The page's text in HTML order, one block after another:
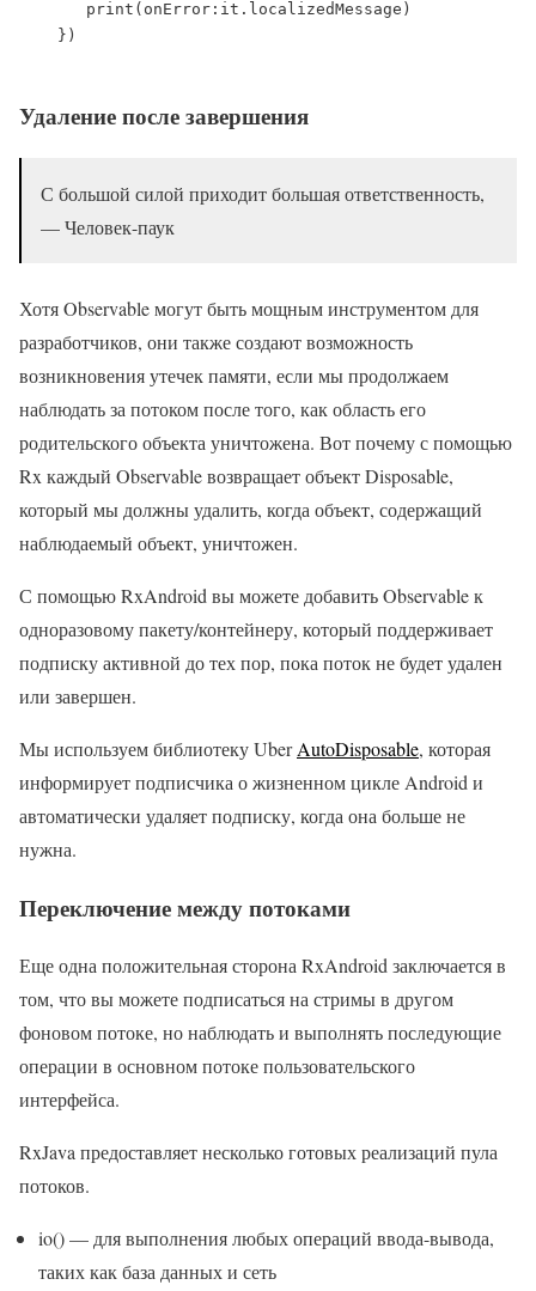
Удаление после завершения
С большой силой приходит большая ответственность,
— Человек-паук
Хотя Observable могут быть мощным инструментом для
разработчиков, они также создают возможность
возникновения утечек памяти, если мы продолжаем
наблюдать за потоком после того, как область его
родительского объекта уничтожена. Вот почему с помощью
Rx каждый Observable возвращает объект Disposable,
который мы должны удалить, когда объект, содержащий
наблюдаемый объект, уничтожен.
С помощью RxAndroid вы можете добавить Observable к
одноразовому пакету/контейнеру, который поддерживает
подписку активной до тех пор, пока поток не будет удален
или завершен.
Мы используем библиотеку UberAutoDisposable, которая
информирует подписчика о жизненном цикле Android и
автоматически удаляет подписку, когда она больше не
нужна.
Переключение между потоками
Еще одна положительная сторона RxAndroid заключается в
том, что вы можете подписаться на стримы в другом
фоновом потоке, но наблюдать и выполнять последующие
операции в основном потоке пользовательского
интерфейса.
RxJava предоставляет несколько готовых реализаций пула
потоков.
io() — для выполнения любых операций ввода-вывода,
таких как база данных и сеть